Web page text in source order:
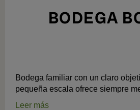
BODEGA
Bodega familiar con un claro
pequeña escala ofrece siempre
Leer más